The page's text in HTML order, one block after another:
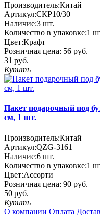
Производитель:Китай
Артикул:СКР10/30
Наличие:3 шт.
Количество в упаковке:1
Цвет:Крафт
Розничная цена: 56 руб.
31 руб.
Купить
Пакет подарочный под
см, 1 шт.
Производитель:Китай
Артикул:QZG-3161
Наличие:6 шт.
Количество в упаковке:1
Цвет:Ассорти
Розничная цена: 90 руб.
50 руб.
Купить
О компании Оплата